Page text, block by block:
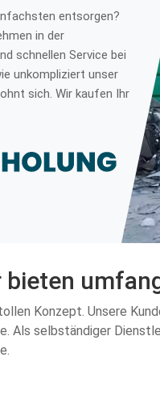
entsorgen?
in der
schnellen Service bei
unkompliziert unser
sich. Wir kaufen Ihr
Konzept. Unsere
Als selbständiger